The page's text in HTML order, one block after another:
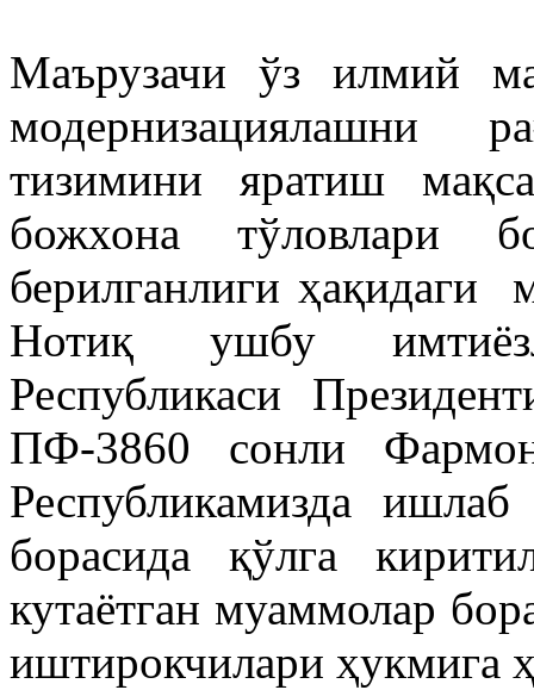
Маърузачи ўз илмий
модернизациялашни
тизимини яратиш
божхона тўловлари
берилганлиги ҳақидаги
Нотиқ ушбу
Республикаси
ПФ-3860 сонли
Республикамизда
борасида қўлга
кутаётган муаммолар
иштирокчилари ҳукмига